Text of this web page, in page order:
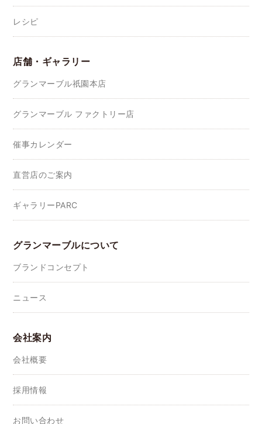
レシピ
店舗・ギャラリー
グランマーブル祇園本店
グランマーブル ファクトリー店
催事カレンダー
直営店のご案内
ギャラリーPARC
グランマーブルについて
ブランドコンセプト
ニュース
会社案内
会社概要
採用情報
お問い合わせ